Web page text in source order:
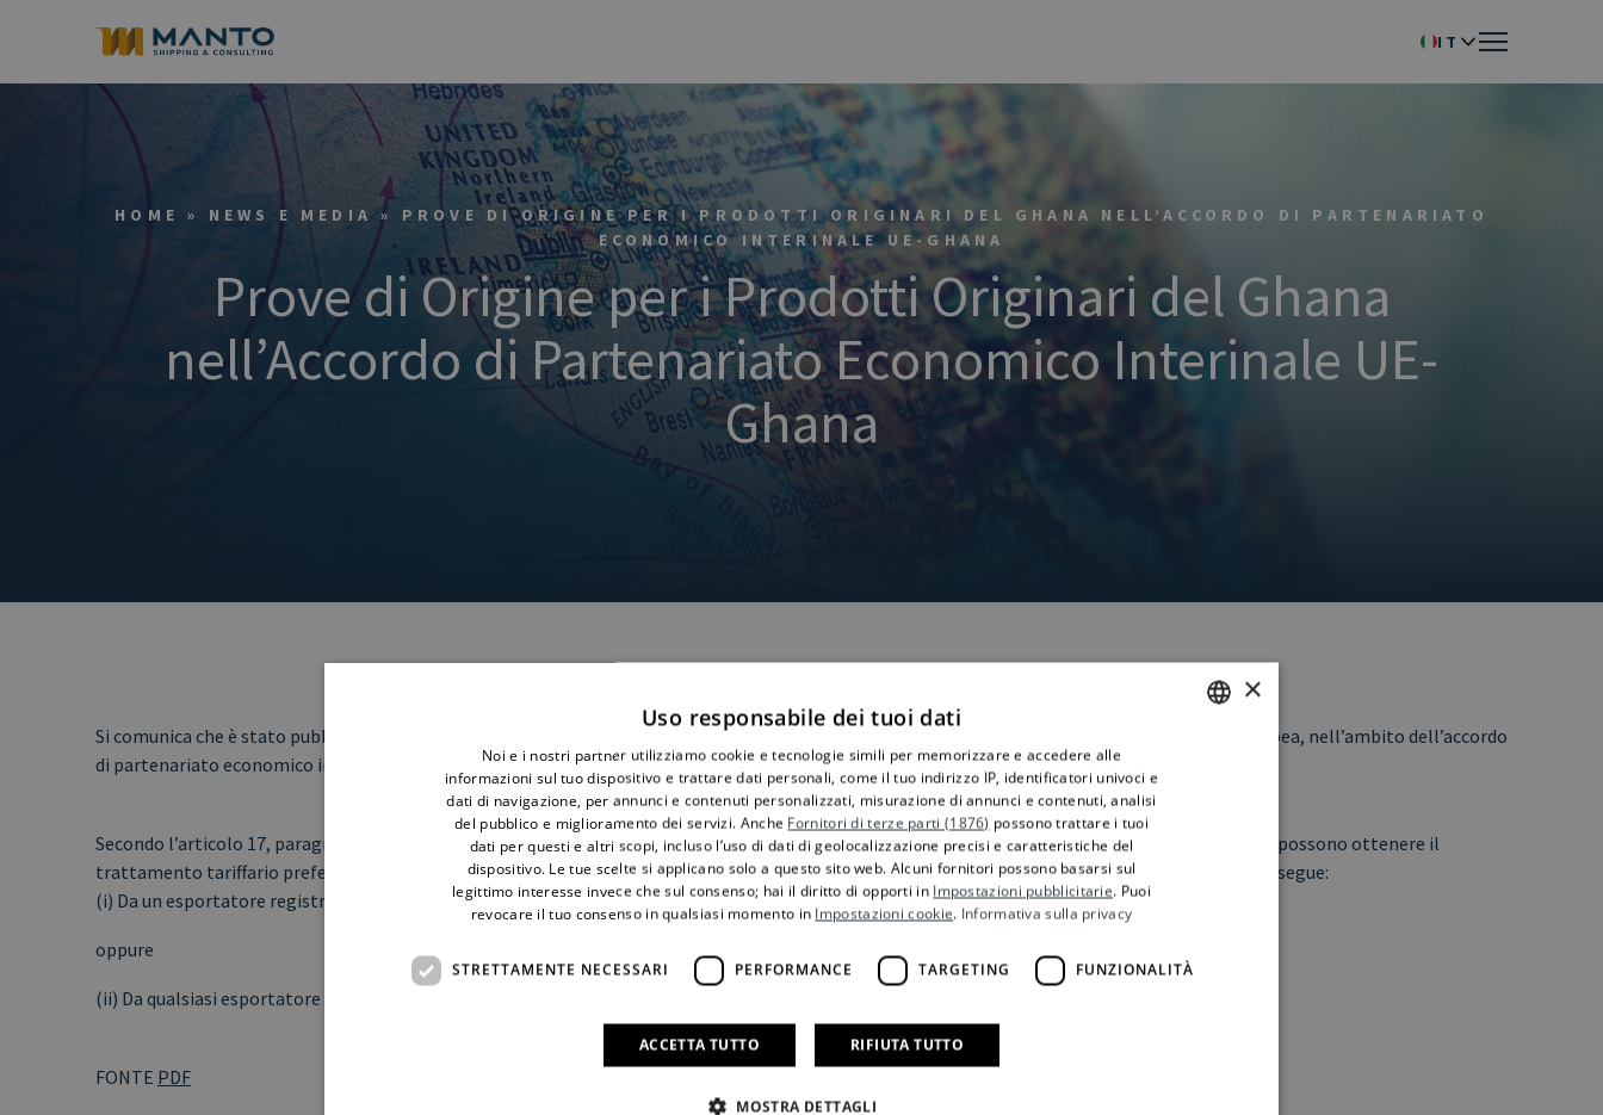
IT
HOME » NEWS E MEDIA» PROVE DI ORIGINE PER I PRODOTTI ORIGINARI DEL GHANA NELL’ACCORDO DI PARTENARIATO
ECONOMICO INTERINALE UE-GHANA
Prove di Origine per i Prodotti Originari del Ghana
nell’Accordo di Partenariato Economico Interinale UE-
Ghana
Si comunica che è stato pubblicato un avviso riguardante le prove dell’origine valide per i prodotti originari del Ghana importati nell’Unione europea, nell’ambito dell’accordo
di partenariato economico interinale UE – Ghana
Secondo l’articolo 17, paragrafo 3, e l’articolo 21, paragrafo 1, lettere b) e c.), del protocollo n. 1 dell’APE interinale, i prodotti originari del Ghana possono ottenere il
trattamento tariffario preferenziale all’importazione nell’Unione Europea solo se viene presentata una dichiarazione di origine compilata come segue:
(i) Da un esportatore registrato conformemente alle pertinenti disposizioni del diritto ghanese,
oppure
(ii) Da qualsiasi esportatore per ogni spedizione costituita da uno o più colli contenenti prodotti originari il cui valore totale non superi 6 000 EUR.
FONTE PDF
×
Uso responsabile dei tuoi dati
Noi e i nostri partner utilizziamo cookie e tecnologie simili per memorizzare e accedere alle
informazioni sul tuo dispositivo e trattare dati personali, come il tuo indirizzo IP, identificatori univoci e
dati di navigazione, per annunci e contenuti personalizzati, misurazione di annunci e contenuti, analisi
del pubblico e miglioramento dei servizi. Anche Fornitori di terze parti (1876) possono trattare i tuoi
dati per questi e altri scopi, incluso l’uso di dati di geolocalizzazione precisi e caratteristiche del
dispositivo. Le tue scelte si applicano solo a questo sito web. Alcuni fornitori possono basarsi sul
legittimo interesse invece che sul consenso; hai il diritto di opporti in Impostazioni pubblicitarie. Puoi
revocare il tuo consenso in qualsiasi momento in Impostazioni cookie. Informativa sulla privacy
STRETTAMENTE NECESSARI PERFORMANCE TARGETING FUNZIONALITÀ
ACCETTA TUTTO RIFIUTA TUTTO
MOSTRA DETTAGLI